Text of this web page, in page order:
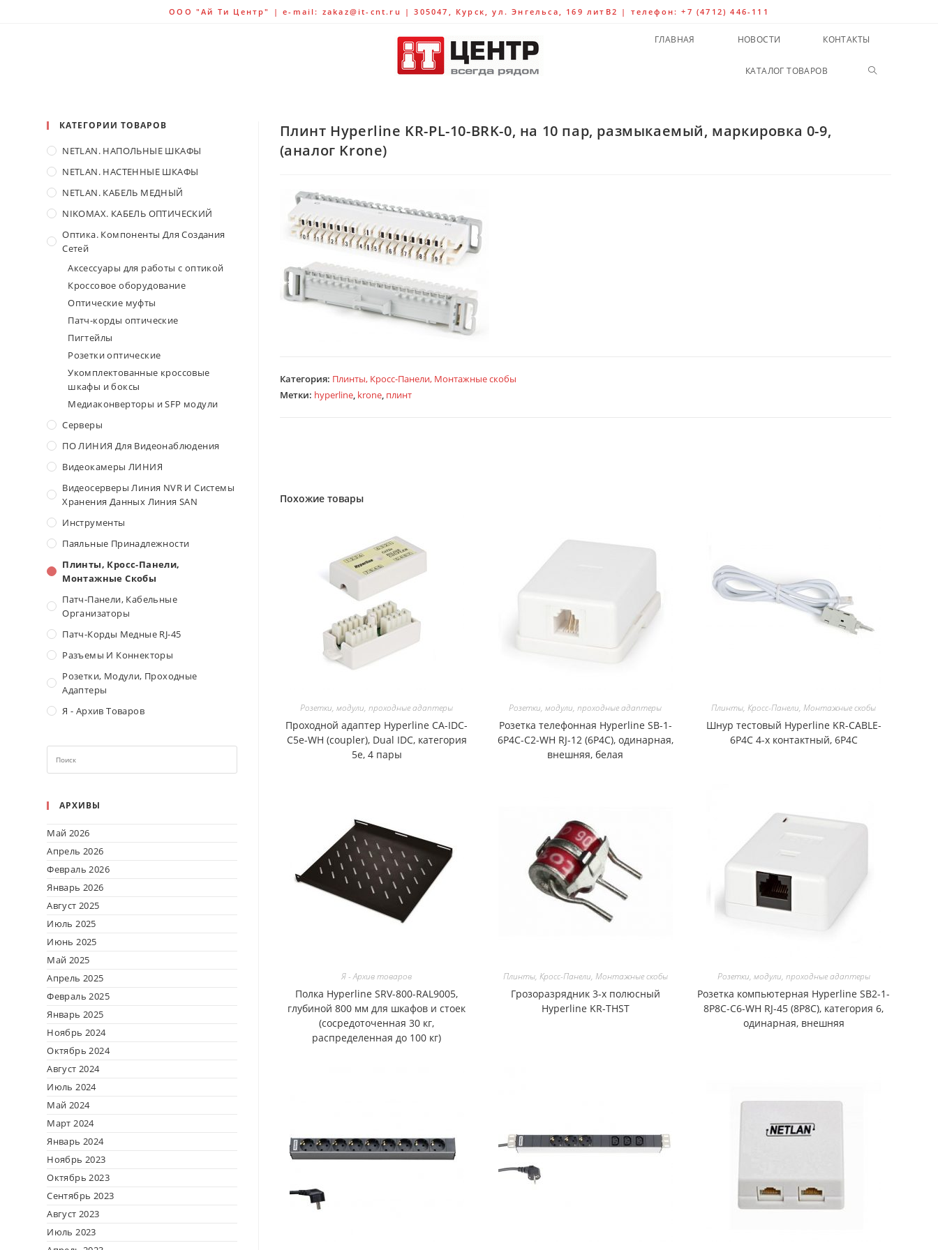
ООО "Ай Ти Центр" | e-mail: zakaz@it-cnt.ru | 305047, Курск, ул. Энгельса, 169 литВ2 | телефон: +7 (4712) 446-111
ГЛАВНАЯ НОВОСТИ КОНТАКТЫ
КАТАЛОГ ТОВАРОВ
Плинт Hyperline KR-PL-10-BRK-0, на 10 пар, размыкаемый, маркировка 0-9,
(аналог Krone)
Категория: Плинты, Кросс-Панели, Монтажные скобы
Метки: hyperline, krone, плинт
Похожие товары
Розетки, модули, проходные адаптеры
Проходной адаптер Hyperline CA-IDC-
C5e-WH (coupler), Dual IDC, категория
5e, 4 пары
Розетки, модули, проходные адаптеры
Розетка телефонная Hyperline SB-1-
6P4C-C2-WH RJ-12 (6P4C), одинарная,
внешняя, белая
Плинты, Кросс-Панели, Монтажные скобы
Шнур тестовый Hyperline KR-CABLE-
6P4C 4-х контактный, 6P4C
Я - Архив товаров
Полка Hyperline SRV-800-RAL9005,
глубиной 800 мм для шкафов и стоек
(сосредоточенная 30 кг,
распределенная до 100 кг)
Плинты, Кросс-Панели, Монтажные скобы
Грозоразрядник 3-х полюсный
Hyperline KR-THST
Розетки, модули, проходные адаптеры
Розетка компьютерная Hyperline SB2-1-
8P8C-C6-WH RJ-45 (8P8C), категория 6,
одинарная, внешняя
КАТЕГОРИИ ТОВАРОВ
NETLAN. НАПОЛЬНЫЕ ШКАФЫ
NETLAN. НАСТЕННЫЕ ШКАФЫ
NETLAN. КАБЕЛЬ МЕДНЫЙ
NIKOMAX. КАБЕЛЬ ОПТИЧЕСКИЙ
Оптика. Компоненты Для Создания
Сетей
Аксессуары для работы с оптикой
Кроссовое оборудование
Оптические муфты
Патч-корды оптические
Пигтейлы
Розетки оптические
Укомплектованные кроссовые
шкафы и боксы
Медиаконверторы и SFP модули
Серверы
ПО ЛИНИЯ Для Видеонаблюдения
Видеокамеры ЛИНИЯ
Видеосерверы Линия NVR И Системы
Хранения Данных Линия SAN
Инструменты
Паяльные Принадлежности
Плинты, Кросс-Панели,
Монтажные Скобы
Патч-Панели, Кабельные
Организаторы
Патч-Корды Медные RJ-45
Разъемы И Коннекторы
Розетки, Модули, Проходные
Адаптеры
Я - Архив Товаров
АРХИВЫ
Май 2026
Апрель 2026
Февраль 2026
Январь 2026
Август 2025
Июль 2025
Июнь 2025
Май 2025
Апрель 2025
Февраль 2025
Январь 2025
Ноябрь 2024
Октябрь 2024
Август 2024
Июль 2024
Май 2024
Март 2024
Январь 2024
Ноябрь 2023
Октябрь 2023
Сентябрь 2023
Август 2023
Июль 2023